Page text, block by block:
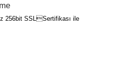
256bit SSLSertifikası ile